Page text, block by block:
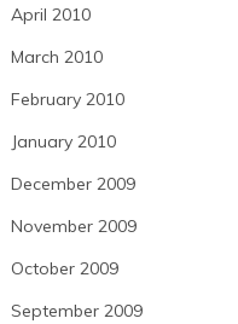
April 2010
March 2010
February 2010
January 2010
December 2009
November 2009
October 2009
September 2009